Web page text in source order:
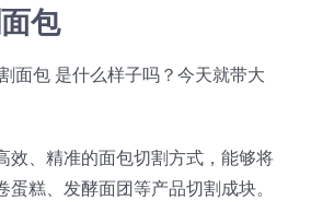
包
面包 是什么样子吗？今天就带大
效、精准的面包切割方式，能够将
糕、发酵面团等产品切割成块。